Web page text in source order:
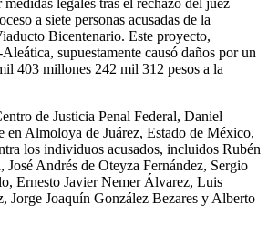
a siete personas acusadas de la
Bicentenario. Este proyecto,
supuestamente causó daños por un
403 millones 242 mil 312 pesos a la
de Justicia Penal Federal, Daniel
en Almoloya de Juárez, Estado de México,
los individuos acusados, incluidos Rubén
José Andrés de Oteyza Fernández, Sergio
Ernesto Javier Nemer Álvarez, Luis
Jorge Joaquín González Bezares y Alberto